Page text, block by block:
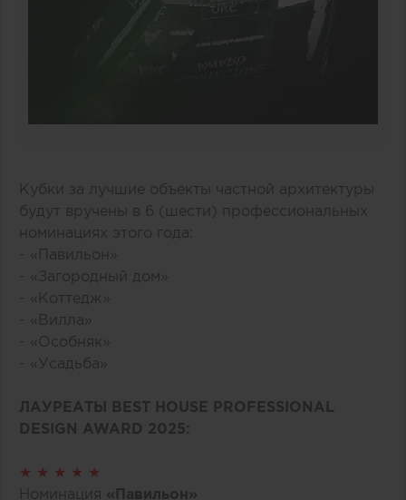
Кубки за лучшие объекты частной архитектуры
будут вручены в 6 (шести) профессиональных
номинациях этого года:
- «Павильон»
- «Загородный дом»
- «Коттедж»
- «Вилла»
- «Особняк»
- «Усадьба»
ЛАУРЕАТЫ BEST HOUSE PROFESSIONAL
DESIGN AWARD 2025:
★ ★ ★ ★ ★
Номинация «Павильон»